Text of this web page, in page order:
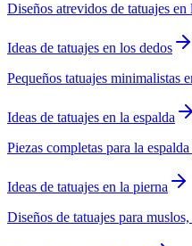
Diseños atrevidos de tatuajes
Ideas de tatuajes en los dedos
Pequeños tatuajes minimalistas
Ideas de tatuajes en la espalda
Piezas completas para la
Ideas de tatuajes en la pierna
Diseños de tatuajes para